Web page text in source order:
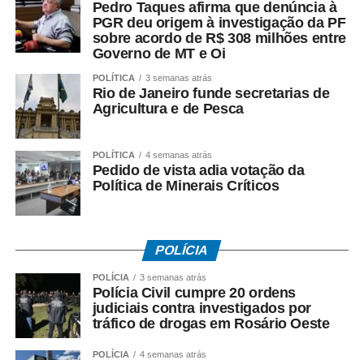
As matérias estão relacionadas paravotação únicana
sessão ordinária. A Ordem do Dia foi publicada pelo
Gabinete da Presidência em 7 de agosto de 2026 e
assinada pelo presidente da Câmara Municipal, vereador
Wanderley Cerqueira, e pela secretária, vereadora
Rosemary Souza Prado.
A sessão será realizada na sede da Câmara Municipal de
Várzea Grande, com início às 8h.
WhatsApp
Facebook
Twitter
Messenger
LinkedIn
Pedro Taques afirma que denúncia à
PGR deu origem à investigação da PF
sobre acordo de R$ 308 milhões entre
Governo de MT e Oi
POLÍTICA 3 semanas atrás
Rio de Janeiro funde secretarias de
Agricultura e de Pesca
POLÍTICA 4 semanas atrás
Pedido de vista adia votação da
Política de Minerais Críticos
POLÍCIA
POLÍCIA 3 semanas atrás
Polícia Civil cumpre 20 ordens
judiciais contra investigados por
tráfico de drogas em Rosário Oeste
POLÍCIA 4 semanas atrás